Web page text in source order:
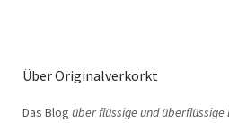
Über Originalverkorkt
Das Blog über flüssige und überflüssige